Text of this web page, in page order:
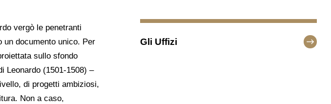
vergò le penetranti
documento unico. Per
sullo sfondo
Leonardo (1501-1508) –
di progetti ambiziosi,
Non a caso,
Gli Uffizi